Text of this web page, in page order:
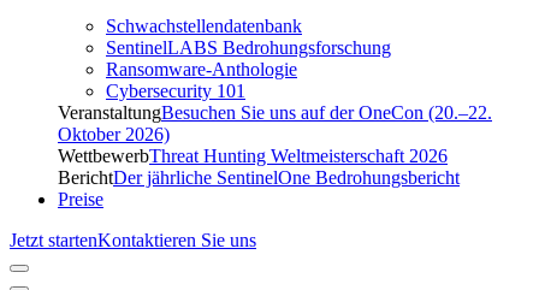
Schwachstellendatenbank
SentinelLABS Bedrohungsforschung
Ransomware-Anthologie
Cybersecurity 101
VeranstaltungBesuchen Sie uns auf der OneCon (20.–22.
Oktober 2026)
WettbewerbThreat Hunting Weltmeisterschaft 2026
BerichtDer jährliche SentinelOne Bedrohungsbericht
Preise
Jetzt startenKontaktieren Sie uns